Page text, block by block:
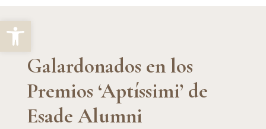
Abrir barra de herramientas
Galardonados en los
Premios ‘Aptíssimi’ de
Esade Alumni